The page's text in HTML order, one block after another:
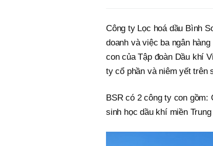
Công ty Lọc hoá dầu Bình
doanh và việc ba ngân
con của Tập đoàn Dầu khí
ty cổ phần và niêm yết trên
BSR có 2 công ty con
sinh học dầu khí miền